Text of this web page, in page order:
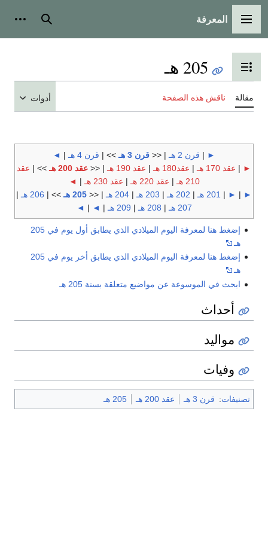
القائمة الرئيسية
المعرفة بحث
تبديل عرض جدول المحتويات
205 هـ
مقالة ناقش هذه الصفحة أدوات
►
| قرن 2 هـ | << قرن 3 هـ >> | قرن 4 هـ |
◄
►
| عقد 170 هـ | عقد180 هـ | عقد 190 هـ | << عقد 200 هـ >> | عقد
210 هـ
| عقد 220 هـ | عقد 230 هـ |
◄
►
|
►
| 201 هـ | 202 هـ | 203 هـ | 204 هـ | << 205 هـ >> | 206 هـ
|
207 هـ
| 208 هـ | 209 هـ |
◄
|
◄
إضغط هنا لمعرفة اليوم الميلادي الذي يطابق أول يوم في 205
هـ
إضغط هنا لمعرفة اليوم الميلادي الذي يطابق أخر يوم في 205
هـ
ابحث في الموسوعة عن مواضيع متعلقة بسنة 205 هـ
أحداث
مواليد
وفيات
تصنيفات: قرن 3 هـ عقد 200 هـ 205 هـ